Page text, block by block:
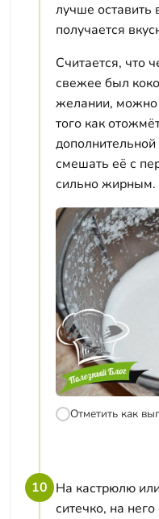
лучше оставить
получается
Считается, что
свежее был
желании, можно
того как
смешать её с
сильно жирным.
Отметить как
10 На кастрюлю
ситечко, на